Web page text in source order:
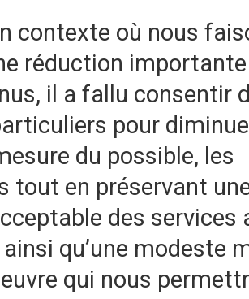
contexte où nous
réduction
il a fallu consentir
pour
du possible, les
tout en préservant
des services
qu’une modeste
qui nous